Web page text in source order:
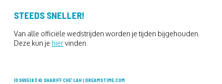
STEEDS SNELLER!
Van alle officiële wedstrijden worden je tijden bijgehouden.
Deze kun je hiervinden.
ID 9695183 © SHARIFF CHE’ LAH | DREAMSTIME.COM